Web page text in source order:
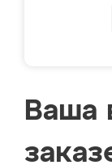
Ваша